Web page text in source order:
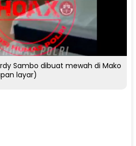
Sambo dibuat mewah di Mako
layar)